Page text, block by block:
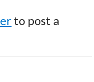
to post a